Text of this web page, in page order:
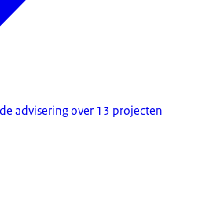
advisering over 13 projecten